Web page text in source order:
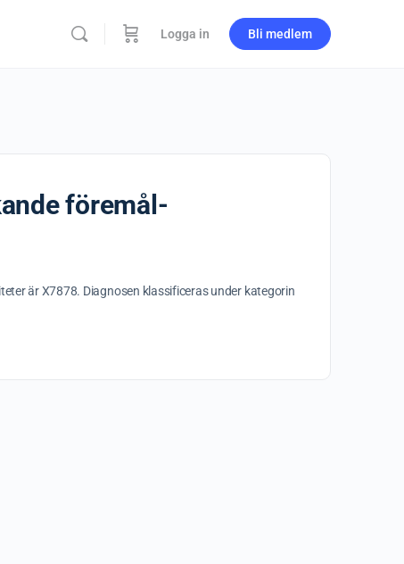
Logga in Bli medlem
föremål-
är X7878. Diagnosen klassificeras under kategorin